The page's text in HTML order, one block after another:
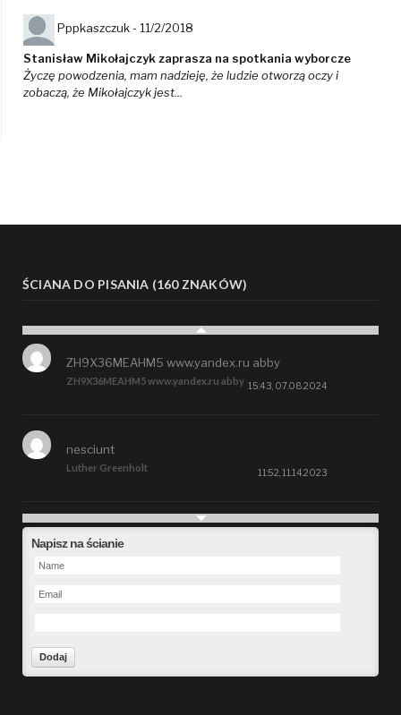
Pppkaszczuk - 11/2/2018
Stanisław Mikołajczyk zaprasza na spotkania wyborcze
Życzę powodzenia, mam nadzieję, że ludzie otworzą oczy i
zobaczą, że Mikołajczyk jest...
ŚCIANA DO PISANIA (160 ZNAKÓW)
ZH9X36MEAHM5 www.yandex.ru abby
ZH9X36MEAHM5 www.yandex.ru abby
15:43, 07.08.2024
Luther Greenholt
nesciunt
11:52, 11.14.2023
Future
Napisz na ścianie